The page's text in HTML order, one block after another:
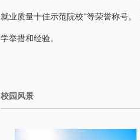
就业质量十佳示范院校”等荣誉称号。
学举措和经验。
校园风景